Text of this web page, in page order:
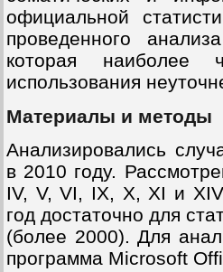
официальной
проведенного
которая наиболее
использования
Материалы и методы
Анализировались
в 2010 году.
IV, V, VI, IX, X, XI и
год достаточно для
(более 2000). Для
программа Microsoft